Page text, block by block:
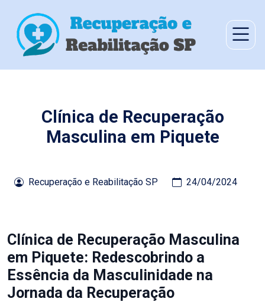
Clínica de Recuperação
Masculina em Piquete
Recuperação e Reabilitação SP 24/04/2024
Clínica de Recuperação Masculina
em Piquete: Redescobrindo a
Essência da Masculinidade na
Jornada da Recuperação